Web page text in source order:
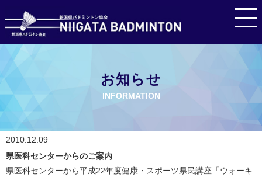
お知らせ
INFORMATION
2010.12.09
県医科センターからのご案内
県医科センターから平成22年度健康・スポーツ県民講座「ウォーキ